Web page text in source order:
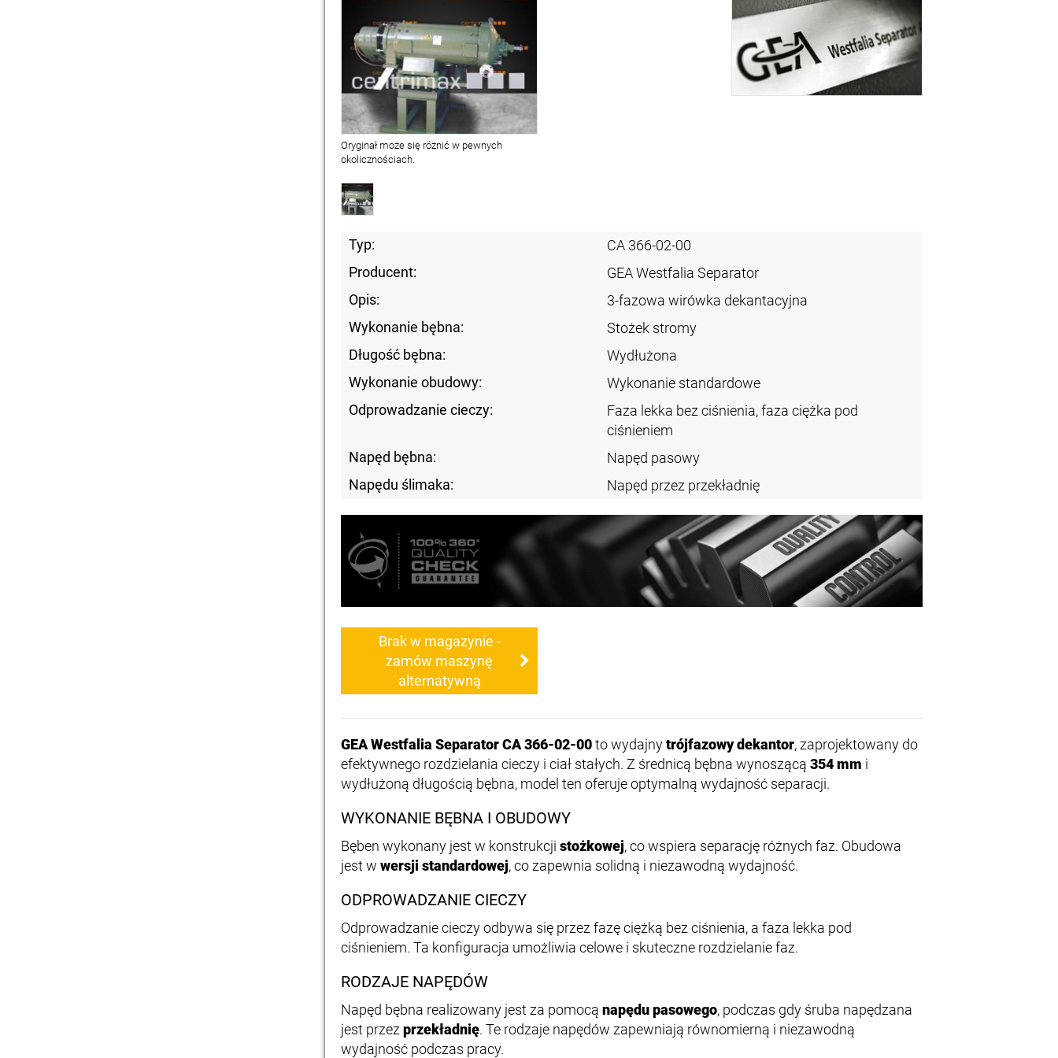
Oryginał może się różnić w pewnych
okolicznościach.
Typ:
CA 366-02-00
Producent:
GEA Westfalia Separator
Opis:
3-fazowa wirówka dekantacyjna
Wykonanie bębna:
Stożek stromy
Długość bębna:
Wydłużona
Wykonanie obudowy:
Wykonanie standardowe
Odprowadzanie cieczy:
Faza lekka bez ciśnienia, faza ciężka pod
ciśnieniem
Napęd bębna:
Napęd pasowy
Napędu ślimaka:
Napęd przez przekładnię
Brak w magazynie -
zamów maszynę
alternatywną
GEA Westfalia Separator CA 366-02-00to wydajnytrójfazowy dekantor, zaprojektowany do
efektywnego rozdzielania cieczy i ciał stałych. Z średnicą bębna wynoszącą 354 mm i
wydłużoną długością bębna, model ten oferuje optymalną wydajność separacji.
WYKONANIE BĘBNA I OBUDOWY
Bęben wykonany jest w konstrukcji stożkowej, co wspiera separację różnych faz. Obudowa
jest w wersji standardowej, co zapewnia solidną i niezawodną wydajność.
ODPROWADZANIE CIECZY
Odprowadzanie cieczy odbywa się przez fazę ciężką bez ciśnienia, a faza lekka pod
ciśnieniem. Ta konfiguracja umożliwia celowe i skuteczne rozdzielanie faz.
RODZAJE NAPĘDÓW
Napęd bębna realizowany jest za pomocą napędu pasowego, podczas gdy śruba napędzana
jest przez przekładnię. Te rodzaje napędów zapewniają równomierną i niezawodną
wydajność podczas pracy.